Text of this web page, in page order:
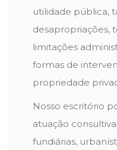
utilidade pública,
desapropriações,
limitações
formas de
propriedade
Nosso escritório
atuação
fundiárias,